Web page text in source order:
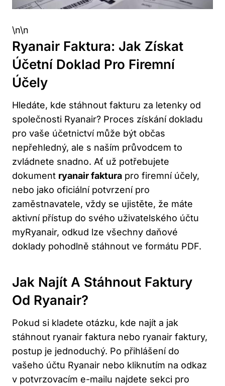
\n\n
Ryanair Faktura: Jak Získat
Účetní Doklad Pro Firemní
Účely
Hledáte, kde stáhnout fakturu za letenky od
společnosti Ryanair? Proces získání dokladu
pro vaše účetnictví může být občas
nepřehledný, ale s naším průvodcem to
zvládnete snadno. Ať už potřebujete
dokument ryanair faktura pro firemní účely,
nebo jako oficiální potvrzení pro
zaměstnavatele, vždy se ujistěte, že máte
aktivní přístup do svého uživatelského účtu
myRyanair, odkud lze všechny daňové
doklady pohodlně stáhnout ve formátu PDF.
Jak Najít A Stáhnout Faktury
Od Ryanair?
Pokud si kladete otázku, kde najít a jak
stáhnout ryanair faktura nebo ryanair faktury,
postup je jednoduchý. Po přihlášení do
vašeho účtu Ryanair nebo kliknutím na odkaz
v potvrzovacím e-mailu najdete sekci pro